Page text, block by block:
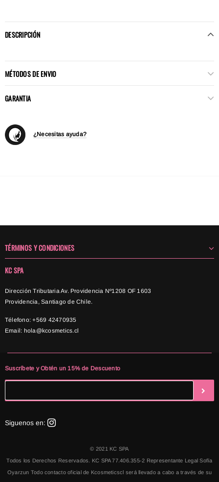
DESCRIPCIÓN
MÉTODOS DE ENVIO
GARANTIA
¿Necesitas ayuda?
TÉRMINOS Y CONDICIONES
KC SPA
Dirección Tributaria Av. Providencia Nº1208 OF 1603
Providencia, Santiago de Chile.
Télefono: +569 42470935
Email: hola@kcosmetics.cl
Suscríbete y Obtén un 15% de Descuento
Siguenos en:
© 2021 KC SPA
Todos los Derechos Reservados. KC SPA 77.406.355-2 Representante Legal Sofía
Oyarzun Todo contacto oficial de Kcosmeticscl será llevado a cabo a través de su